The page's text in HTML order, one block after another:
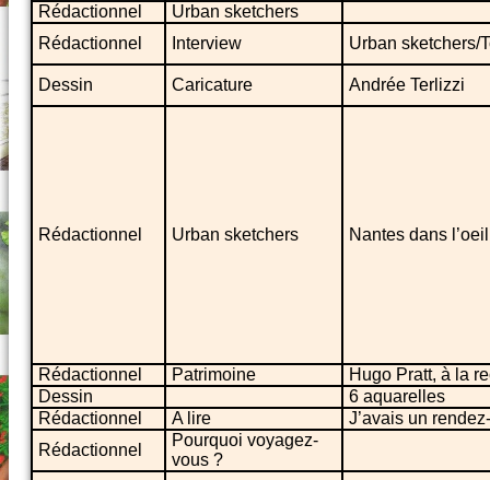
Rédactionnel
Urban sketchers
Rédactionnel
Interview Urban sketchers/
Dessin Caricature Andrée Terlizzi
Rédactionnel Urban sketchers Nantes dans
Rédactionnel Patrimoine
Hugo Pratt, à la
Dessin
6 aquarelles
Rédactionnel
A lire
J’avais un
Rédactionnel
Pourquoi voyagez-
vous ?